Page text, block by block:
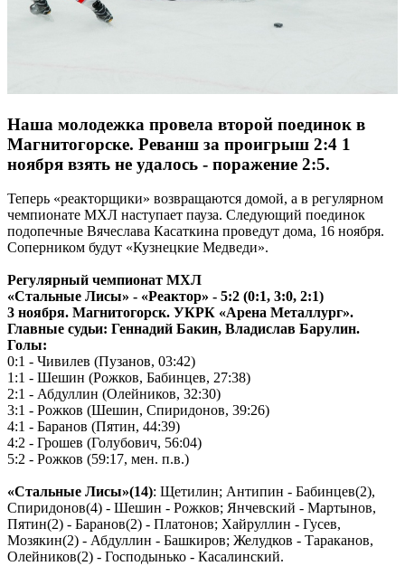
Наша молодежка провела второй поединок в
Магнитогорске. Реванш за проигрыш 2:4 1
ноября взять не удалось - поражение 2:5.
Теперь «реакторщики» возвращаются домой, а в регулярном
чемпионате МХЛ наступает пауза. Следующий поединок
подопечные Вячеслава Касаткина проведут дома, 16 ноября.
Соперником будут «Кузнецкие Медведи».
Регулярный чемпионат МХЛ
«Стальные Лисы» - «Реактор» - 5:2 (0:1, 3:0, 2:1)
3 ноября. Магнитогорск. УКРК «Арена Металлург».
Главные судьи: Геннадий Бакин, Владислав Барулин.
Голы:
0:1 - Чивилев (Пузанов, 03:42)
1:1 - Шешин (Рожков, Бабинцев, 27:38)
2:1 - Абдуллин (Олейников, 32:30)
3:1 - Рожков (Шешин, Спиридонов, 39:26)
4:1 - Баранов (Пятин, 44:39)
4:2 - Грошев (Голубович, 56:04)
5:2 - Рожков (59:17, мен. п.в.)
«Стальные Лисы»(14): Щетилин; Антипин - Бабинцев(2),
Спиридонов(4) - Шешин - Рожков; Янчевский - Мартынов,
Пятин(2) - Баранов(2) - Платонов; Хайруллин - Гусев,
Мозякин(2) - Абдуллин - Башкиров; Желудков - Тараканов,
Олейников(2) - Господынько - Касалинский.